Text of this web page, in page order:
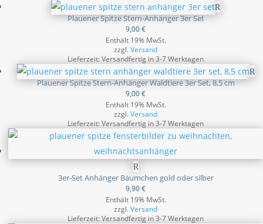
Plauener Spitze Stern-Anhänger 3er Set
9,00€
Enthält 19% MwSt.
zzgl.Versand
Lieferzeit: Versandfertig in 3-7 Werktagen
Plauener Spitze Stern-Anhänger Waldtiere 3er Set, 8,5 cm
9,00€
Enthält 19% MwSt.
zzgl.Versand
Lieferzeit: Versandfertig in 3-7 Werktagen
3er-Set Anhänger Bäumchen gold oder silber
9,90€
Enthält 19% MwSt.
zzgl.Versand
Lieferzeit: Versandfertig in 3-7 Werktagen